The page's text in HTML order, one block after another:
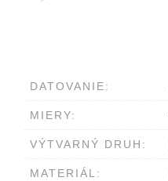
DATOVANIE:
MIERY:
VÝTVARNÝ DRUH:
MATERIÁL: